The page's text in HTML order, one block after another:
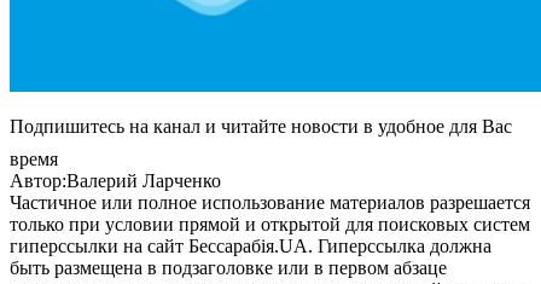
Подпишитесь на канал и читайте новости в удобное для Вас
время
Автор:Валерий Ларченко
Частичное или полное использование материалов разрешается
только при условии прямой и открытой для поисковых систем
гиперссылки на сайт Бессарабія.UA. Гиперссылка должна
быть размещена в подзаголовке или в первом абзаце